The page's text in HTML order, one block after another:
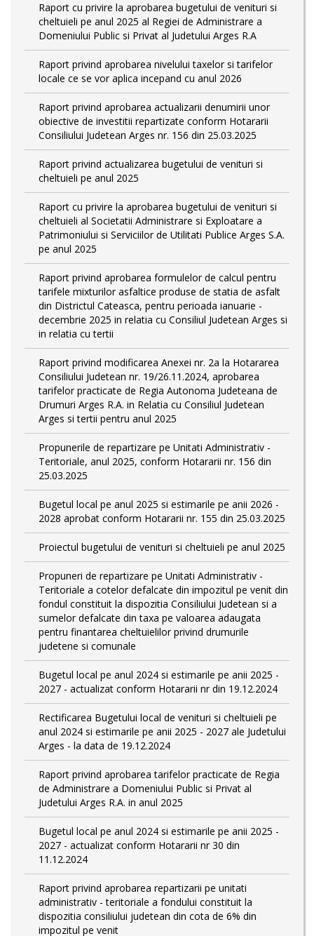
Raport cu privire la aprobarea bugetului de venituri si
cheltuieli pe anul 2025 al Regiei de Administrare a
Domeniului Public si Privat al Judetului Arges R.A
Raport privind aprobarea nivelului taxelor si tarifelor
locale ce se vor aplica incepand cu anul 2026
Raport privind aprobarea actualizarii denumirii unor
obiective de investitii repartizate conform Hotararii
Consiliului Judetean Arges nr. 156 din 25.03.2025
Raport privind actualizarea bugetului de venituri si
cheltuieli pe anul 2025
Raport cu privire la aprobarea bugetului de venituri si
cheltuieli al Societatii Administrare si Exploatare a
Patrimoniului si Serviciilor de Utilitati Publice Arges S.A.
pe anul 2025
Raport privind aprobarea formulelor de calcul pentru
tarifele mixturilor asfaltice produse de statia de asfalt
din Districtul Cateasca, pentru perioada ianuarie -
decembrie 2025 in relatia cu Consiliul Judetean Arges si
in relatia cu tertii
Raport privind modificarea Anexei nr. 2a la Hotararea
Consiliului Judetean nr. 19/26.11.2024, aprobarea
tarifelor practicate de Regia Autonoma Judeteana de
Drumuri Arges R.A. in Relatia cu Consiliul Judetean
Arges si tertii pentru anul 2025
Propunerile de repartizare pe Unitati Administrativ -
Teritoriale, anul 2025, conform Hotararii nr. 156 din
25.03.2025
Bugetul local pe anul 2025 si estimarile pe anii 2026 -
2028 aprobat conform Hotararii nr. 155 din 25.03.2025
Proiectul bugetului de venituri si cheltuieli pe anul 2025
Propuneri de repartizare pe Unitati Administrativ -
Teritoriale a cotelor defalcate din impozitul pe venit din
fondul constituit la dispozitia Consiliului Judetean si a
sumelor defalcate din taxa pe valoarea adaugata
pentru finantarea cheltuielilor privind drumurile
judetene si comunale
Bugetul local pe anul 2024 si estimarile pe anii 2025 -
2027 - actualizat conform Hotararii nr din 19.12.2024
Rectificarea Bugetului local de venituri si cheltuieli pe
anul 2024 si estimarile pe anii 2025 - 2027 ale Judetului
Arges - la data de 19.12.2024
Raport privind aprobarea tarifelor practicate de Regia
de Administrare a Domeniului Public si Privat al
Judetului Arges R.A. in anul 2025
Bugetul local pe anul 2024 si estimarile pe anii 2025 -
2027 - actualizat conform Hotararii nr 30 din
11.12.2024
Raport privind aprobarea repartizarii pe unitati
administrativ - teritoriale a fondului constituit la
dispozitia consiliului judetean din cota de 6% din
impozitul pe venit